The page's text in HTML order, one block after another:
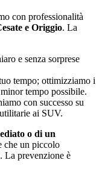
con professionalità
e Origgio. La
e senza sorprese
tempo; ottimizziamo i
tempo possibile.
con successo su
ai SUV.
o di un
che un piccolo
La prevenzione è